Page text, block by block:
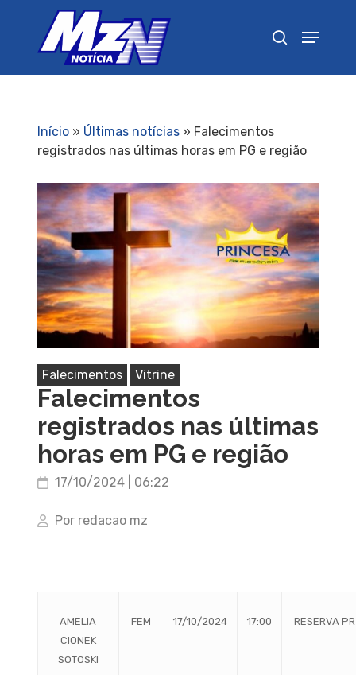
Início» Últimas notícias» Falecimentos
registrados nas últimas horas em PG e região
Falecimentos Vitrine
Falecimentos
registrados nas últimas
horas em PG e região
17/10/2024 | 06:22
Por redacao mz
AMELIA
CIONEK
SOTOSKI
FEM 17/10/2024 17:00 RESERVA PR